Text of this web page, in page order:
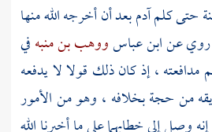
حتى كلمآدمبعد أن أخرجه الله منها
روي عنابن عباسووهب بن منبهفي
، إذ كان ذلك قولا لا يدفعه
من حجة بخلافه ، وهو من الأمور